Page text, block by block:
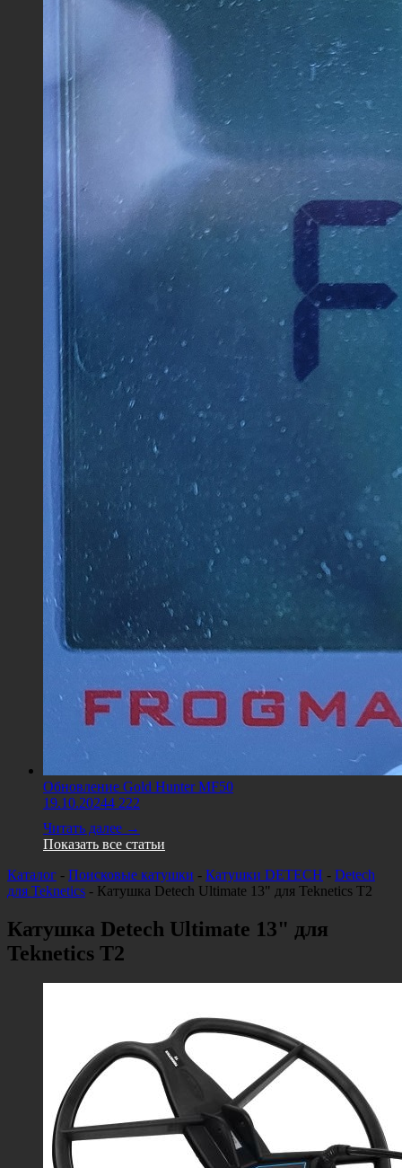
Обновление Gold Hunter MF50
19.10.20244 222
Читать далее →
Показать все статьи
Каталог - Поисковые катушки - Катушки DETECH - Detech
для Teknetics - Катушка Detech Ultimate 13" для Teknetics T2
Катушка Detech Ultimate 13" для
Teknetics T2